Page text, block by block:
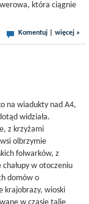
która ciągnie
Komentuj więcej »
na wiadukty nad A4,
widziała.
z krzyżami
olbrzymie
folwarków, z
w otoczeniu
domów o
krajobrazy, wioski